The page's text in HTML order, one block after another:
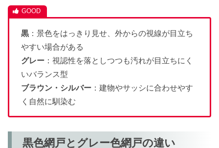
黒 ：景色をはっきり見せ、外からの視線が目立ち
やすい場合がある
グレー ：視認性を落としつつも汚れが目立ちにく
いバランス型
ブラウン・シルバー ：建物やサッシに合わせやす
く自然に馴染む
黒色網戸とグレー色網戸の違い